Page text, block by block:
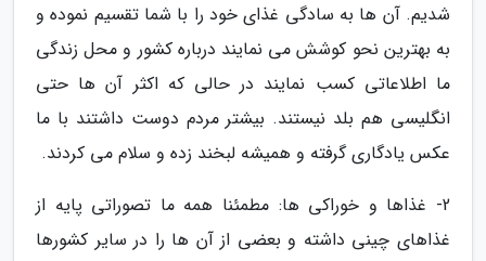
شدیم. آن ها به سادگی غذای خود را با شما تقسیم نموده و
به بهترین نحو کوشش می نمایند درباره کشور و محل زندگی
ما اطلاعاتی کسب نمایند در حالی که اکثر آن ها حتی
انگلیسی هم بلد نیستند. بیشتر مردم دوست داشتند با ما
عکس یادگاری گرفته و همیشه لبخند زده و سلام می کردند.
2- غذاها و خوراکی ها: مطمئنا همه ما تصوراتی پایه از
غذاهای چینی داشته و بعضی از آن ها را در سایر کشورها